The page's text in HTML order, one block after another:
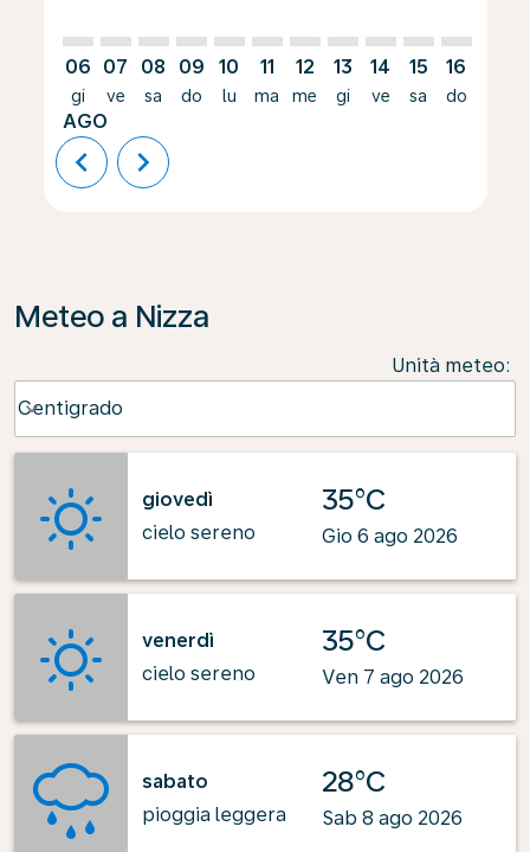
06
gi
AGO
07
ve
08
sa
09
do
10
lu
11
ma
12
me
13
gi
14
ve
15
sa
16
do
chevron_left chevron_right
Meteo a Nizza
Unità meteo:
Centigrado
keyboard_arrow_down
giovedì
cielo sereno
35°C
Gio 6 ago 2026
venerdì
cielo sereno
35°C
Ven 7 ago 2026
sabato
pioggia leggera
28°C
Sab 8 ago 2026